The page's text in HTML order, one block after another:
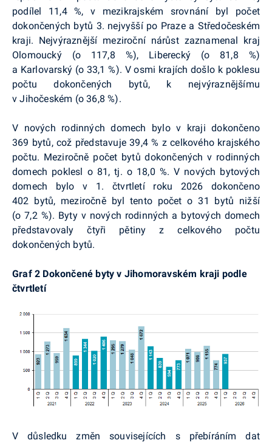
podílel 11,4 %, v mezikrajském srovnání byl počet
dokončených bytů 3. nejvyšší po Praze a Středočeském
kraji. Nejvýraznější meziroční nárůst zaznamenal kraj
Olomoucký (o 117,8 %), Liberecký (o 81,8 %)
a Karlovarský (o 33,1 %). V osmi krajích došlo k poklesu
počtu dokončených bytů, k nejvýraznějšímu
v Jihočeském (o 36,8 %).
V nových rodinných domech bylo v kraji dokončeno
369 bytů, což představuje 39,4 % z celkového krajského
počtu. Meziročně počet bytů dokončených v rodinných
domech poklesl o 81, tj. o 18,0 %. V nových bytových
domech bylo v 1. čtvrtletí roku
2026 dokončeno
402 bytů, meziročně byl tento počet o 31 bytů nižší
(o 7,2 %). Byty v nových rodinných a bytových domech
představovaly čtyři pětiny z celkového počtu
dokončených bytů.
Graf 2 Dokončené byty v Jihomoravském kraji podle
čtvrtletí
V důsledku změn souvisejících s přebíráním dat